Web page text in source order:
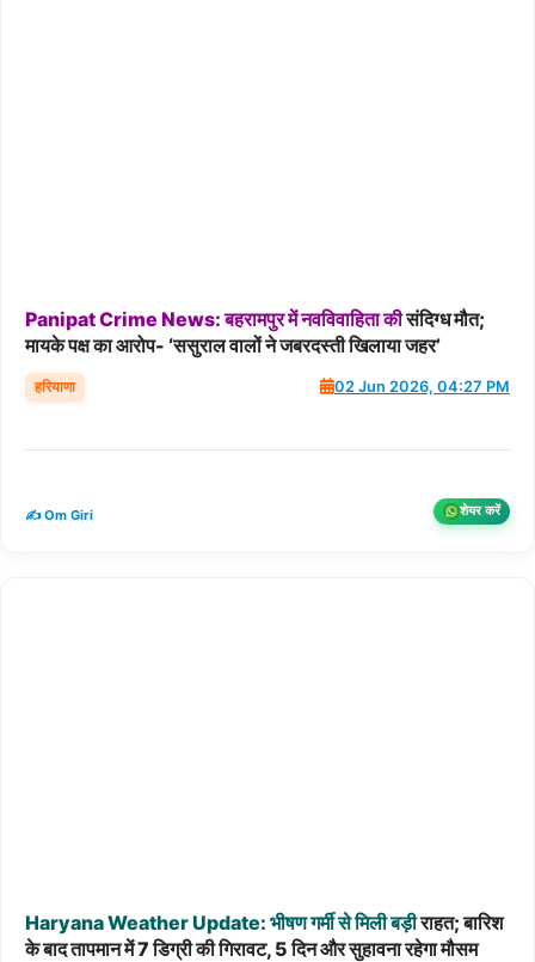
PanipatCrime News: बहरामपुरमेंनवविवाहिताकीसंदिग्ध मौत;
मायके पक्ष का आरोप- ‘ससुराल वालों ने जबरदस्ती खिलाया जहर’
हरियाणा 02 Jun 2026, 04:27 PM
✍️ Om Giri शेयर करें
HaryanaWeatherUpdate: भीषणगर्मीसेमिलीबड़ीराहत; बारिश
के बाद तापमान में 7 डिग्री की गिरावट, 5 दिन और सुहावना रहेगा मौसम